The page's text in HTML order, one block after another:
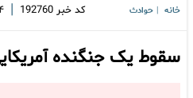
خانه حوادث کد خبر 192760
|
سقوط یک جنگنده